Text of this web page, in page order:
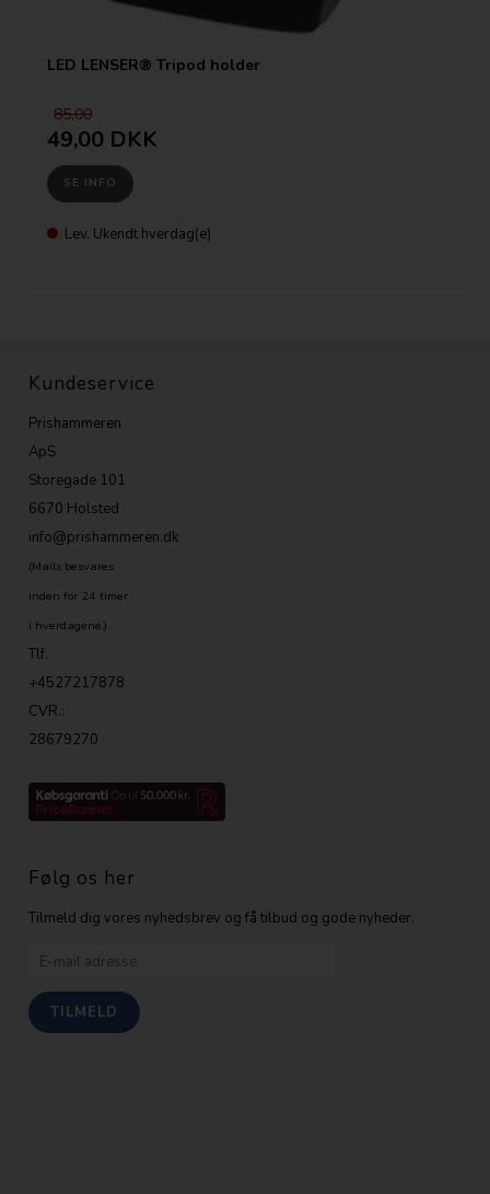
LED LENSER® Tripod holder
85,00
49,00 DKK
SE INFO
Lev. Ukendt hverdag(e)
Kundeservice
Prishammeren
ApS
Storegade 101
6670 Holsted
info@prishammeren.dk
(Mails besvares
inden for 24 timer
i hverdagene.)
Tlf.
+4527217878
CVR.:
28679270
Følg os her
Tilmeld dig vores nyhedsbrev og få tilbud og gode nyheder.